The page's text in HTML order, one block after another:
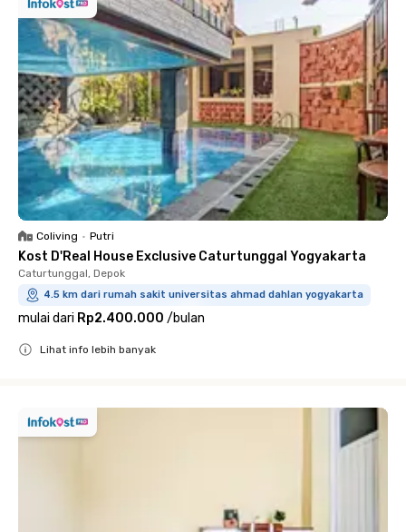
Coliving • Putri
Kost D'Real House Exclusive Caturtunggal Yogyakarta
Caturtunggal, Depok
4.5 km dari rumah sakit universitas ahmad dahlan yogyakarta
mulai dari Rp2.400.000 /bulan
Lihat info lebih banyak